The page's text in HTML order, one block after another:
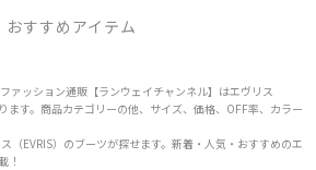
おすすめアイテム
ァッション通販【ランウェイチャンネル】はエヴリス
ます。商品カテゴリーの他、サイズ、価格、OFF率、カラー
（EVRIS）のブーツが探せます。新着・人気・おすすめのエ
！